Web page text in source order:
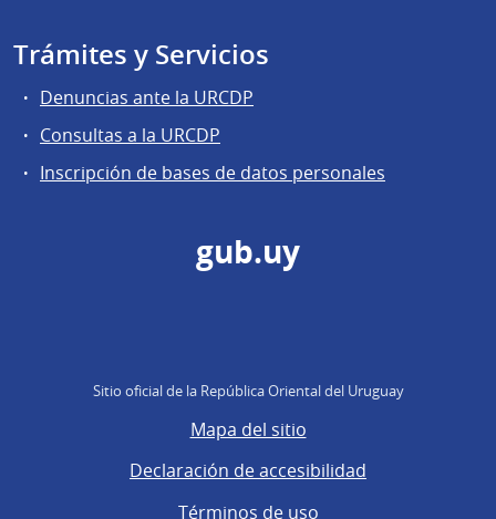
Trámites y Servicios
Denuncias ante la URCDP
Consultas a la URCDP
Inscripción de bases de datos personales
gub.uy
Sitio oficial de la República Oriental del Uruguay
Mapa del sitio
Declaración de accesibilidad
Términos de uso